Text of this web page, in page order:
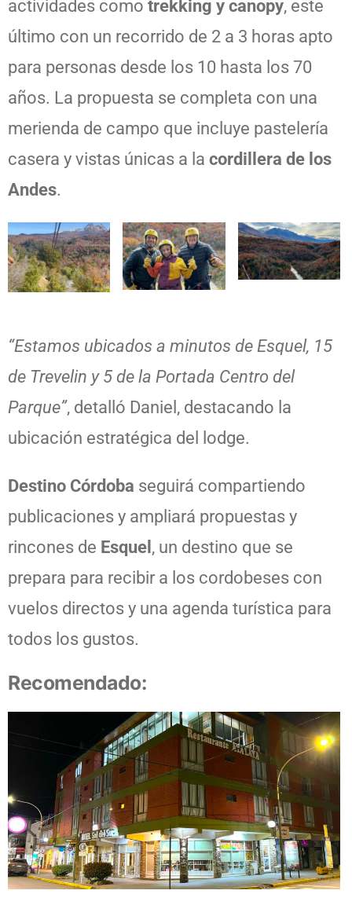
actividades como trekking y canopy, este
último con un recorrido de 2 a 3 horas apto
para personas desde los 10 hasta los 70
años. La propuesta se completa con una
merienda de campo que incluye pastelería
casera y vistas únicas a la cordillera de los
Andes.
“Estamos ubicados a minutos de Esquel, 15
de Trevelin y 5 de la Portada Centro del
Parque”, detalló Daniel, destacando la
ubicación estratégica del lodge.
Destino Córdoba seguirá compartiendo
publicaciones y ampliará propuestas y
rincones de Esquel , un destino que se
prepara para recibir a los cordobeses con
vuelos directos y una agenda turística para
todos los gustos.
Recomendado: